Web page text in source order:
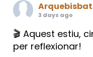
3 days ago
🎬 Aquest estiu,
per reflexionar!